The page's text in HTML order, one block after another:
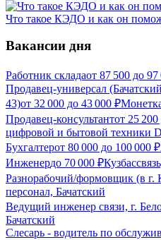
Что такое КЭДО и как он
Вакансии дня
Работник складаот 87 500 до 97
Продавец-универсал
43)от 32 000 до 43 000 ₽
Продавец-консультантот 25 200
цифровой и бытовой техники
Бухгалтерот 80 000 до 100 000 ₽
Инженердо 70 000 ₽
Разнорабочий/формовщик (в г.
персонал, Бачатский
Ведущий инженер связи, г.
Бачатский
Слесарь - водитель по